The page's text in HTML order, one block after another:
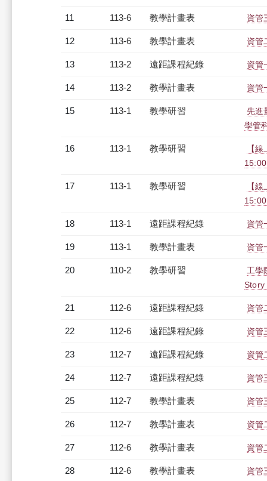
11 113-6 教學計畫表 資管
12 113-6 教學計畫表 資管
13 113-2 遠距課程紀錄 資管
14 113-2 教學計畫表 資管
15 113-1 教學研習
先進
學管
16 113-1 教學研習
【
17 113-1 教學研習
【
18 113-1 遠距課程紀錄 資管
19 113-1 教學計畫表 資管
20 110-2 教學研習
工學
Story
21 112-6 遠距課程紀錄 資管
22 112-6 遠距課程紀錄 資管
23 112-7 遠距課程紀錄 資管
24 112-7 遠距課程紀錄 資管
25 112-7 教學計畫表 資管
26 112-7 教學計畫表 資管
27 112-6 教學計畫表 資管
28 112-6 教學計畫表 資管